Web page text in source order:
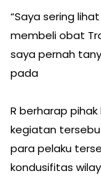
“Saya sering
membeli obat
saya pernah
pada
R berharap
kegiatan
para pelaku
kondusifitas